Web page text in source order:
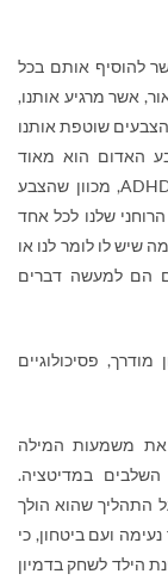
להוסיף אותם בכל
אשר מרגיע אותנו,
שוטפת אותנו
האדום הוא מאוד
, מכוון שהצבע
שלנו לכל אחד
שיש לו לומר לנו או
הם למעשה דברים
פסיכולוגיים
את משמעות המילה
במדיטציה.
התהליך שהוא הולך
ועם ביטחון, כי
הילד לשחק בדמיון